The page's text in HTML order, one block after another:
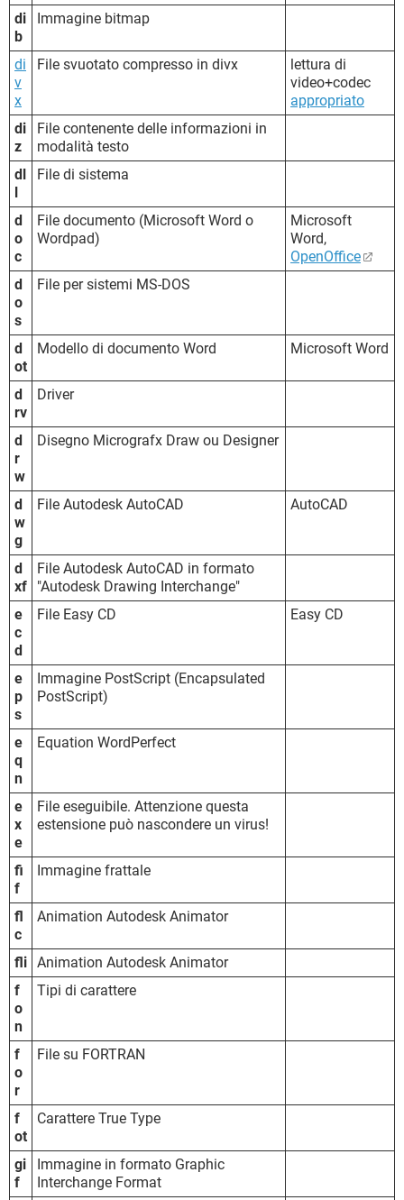
di
b
Immagine bitmap
di
v
x
File svuotato compresso in divx
lettura di
video+codec
appropriato
di
z
File contenente delle informazioni in
modalità testo
dl
l
File di sistema
d
o
c
File documento (Microsoft Word o
Wordpad)
Microsoft
Word,
OpenOffice
d
o
s
File per sistemi MS-DOS
d
ot
Modello di documento Word Microsoft Word
d
rv
Driver
d
r
w
Disegno Micrografx Draw ou Designer
d
w
g
File Autodesk AutoCAD AutoCAD
d
xf
File Autodesk AutoCAD in formato
"Autodesk Drawing Interchange"
e
c
d
File Easy CD Easy CD
e
p
s
Immagine PostScript (Encapsulated
PostScript)
e
q
n
Equation WordPerfect
e
x
e
File eseguibile. Attenzione questa
estensione può nascondere un virus!
fi
f
Immagine frattale
fl
c
Animation Autodesk Animator
fli Animation Autodesk Animator
f
o
n
Tipi di carattere
f
o
r
File su FORTRAN
f
ot
Carattere True Type
gi
f
Immagine in formato Graphic
Interchange Format